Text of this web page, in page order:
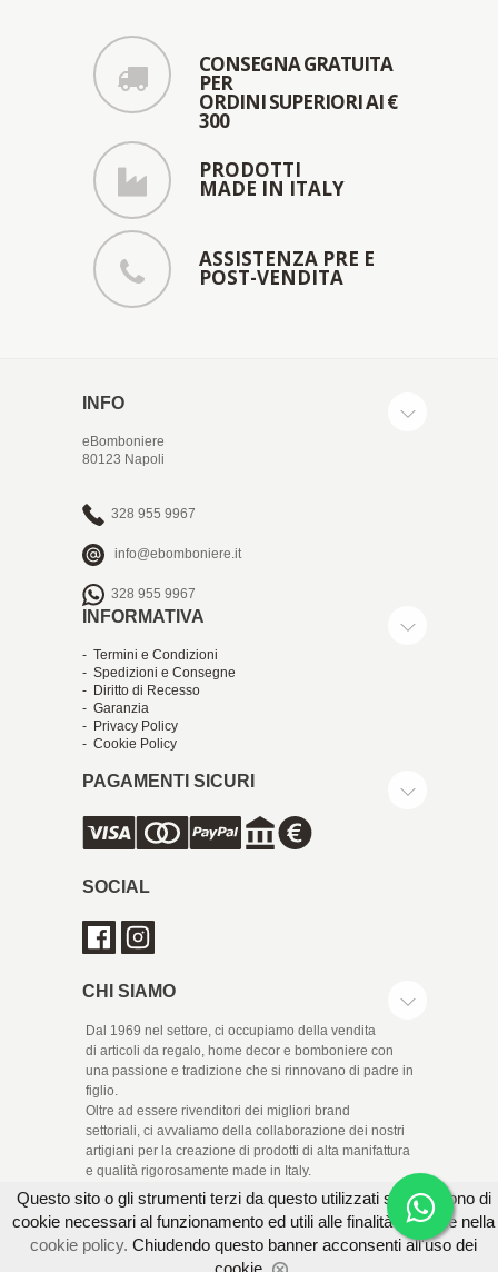
CONSEGNA GRATUITA
PER
ORDINI SUPERIORI AI €
300
PRODOTTI
MADE IN ITALY
ASSISTENZA PRE E
POST-VENDITA
INFO
eBomboniere
80123 Napoli
328 955 9967
info@ebomboniere.it
328 955 9967
INFORMATIVA
- Termini e Condizioni
- Spedizioni e Consegne
- Diritto di Recesso
- Garanzia
- Privacy Policy
- Cookie Policy
PAGAMENTI SICURI
SOCIAL
CHI SIAMO
Dal 1969 nel settore, ci occupiamo della vendita
di articoli da regalo, home decor e bomboniere con
una passione e tradizione che si rinnovano di padre in
figlio.
Oltre ad essere rivenditori dei migliori brand
settoriali, ci avvaliamo della collaborazione dei nostri
artigiani per la creazione di prodotti di alta manifattura
e qualità rigorosamente made in Italy.
Questo sito o gli strumenti terzi da questo utilizzati si avvalgono di
cookie necessari al funzionamento ed utili alle finalità illustrate nella
cookie policy. Chiudendo questo banner acconsenti all'uso dei
cookie